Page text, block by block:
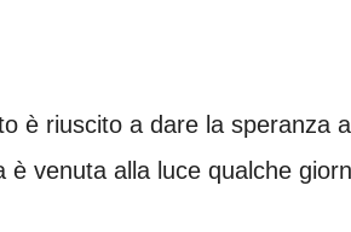
è riuscito a dare la speranza
è venuta alla luce qualche